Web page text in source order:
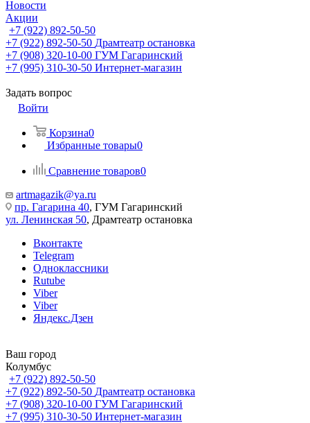
Новости
Акции
+7 (922) 892-50-50
+7 (922) 892-50-50 Драмтеатр остановка
+7 (908) 320-10-00 ГУМ Гагаринский
+7 (995) 310-30-50 Интернет-магазин
Задать вопрос
Войти
Корзина0
Избранные товары0
Сравнение товаров0
artmagazik@ya.ru
пр. Гагарина 40, ГУМ Гагаринский
ул. Ленинская 50, Драмтеатр остановка
Вконтакте
Telegram
Одноклассники
Rutube
Viber
Viber
Яндекс.Дзен
Ваш город
Колумбус
+7 (922) 892-50-50
+7 (922) 892-50-50 Драмтеатр остановка
+7 (908) 320-10-00 ГУМ Гагаринский
+7 (995) 310-30-50 Интернет-магазин